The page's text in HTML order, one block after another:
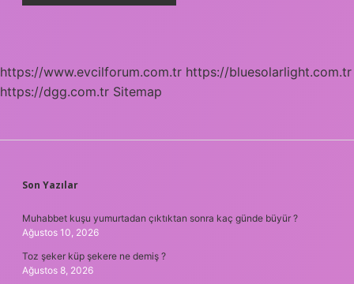
https://www.evcilforum.com.tr https://bluesolarlight.com.tr
https://dgg.com.tr Sitemap
SIDEBAR
Son Yazılar
Muhabbet kuşu yumurtadan çıktıktan sonra kaç günde büyür ?
Ağustos 10, 2026
Toz şeker küp şekere ne demiş ?
Ağustos 8, 2026